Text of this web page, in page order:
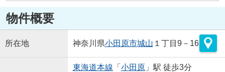
物件概要
所在地 神奈川県小田原市城山 １丁目9－16
東海道本線 「 小田原」駅 徒歩3分